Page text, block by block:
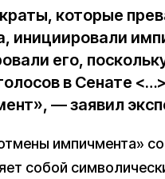
которые
инициировали
его,
в Сенате
— заявил
импичмента»
собой